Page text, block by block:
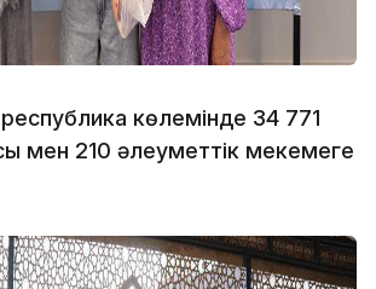
республика көлемінде 34 771
мен 210 әлеуметтік мекемеге